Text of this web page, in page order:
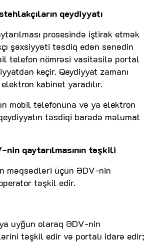
qeydiyyatı
prosesində iştirak etmək
şəxsiyyəti təsdiq edən sənədin
telefon nömrəsi vasitəsilə portal
keçir. Qeydiyyat zamanı
kabinet yaradılır.
mobil telefonuna və ya elektron
təsdiqi barədə məlumat
nin qaytarılmasının təşkili
məqsədləri üçün ƏDV-nin
təşkil edir.
uyğun olaraq ƏDV-nin
təşkil edir və portalı idarə edir;